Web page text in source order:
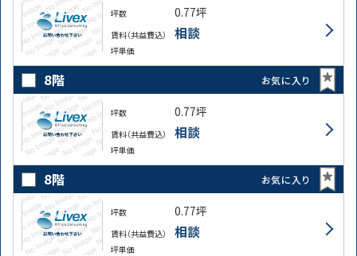
坪数 0.77坪
賃料（共益費込） 相談
坪単価
8階 お気に入り
坪数 0.77坪
賃料（共益費込） 相談
坪単価
8階 お気に入り
坪数 0.77坪
賃料（共益費込） 相談
坪単価